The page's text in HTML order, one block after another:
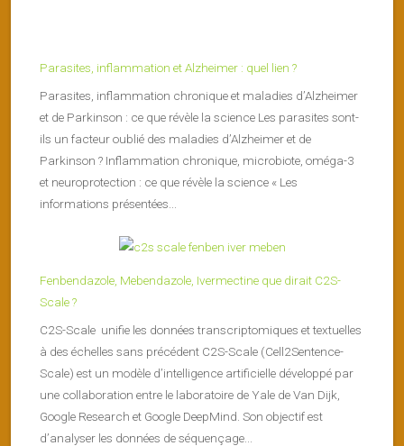
Parasites, inflammation et Alzheimer : quel lien ?
Parasites, inflammation chronique et maladies d’Alzheimer
et de Parkinson : ce que révèle la science Les parasites sont-
ils un facteur oublié des maladies d’Alzheimer et de
Parkinson ? Inflammation chronique, microbiote, oméga-3
et neuroprotection : ce que révèle la science « Les
informations présentées...
Fenbendazole, Mebendazole, Ivermectine que dirait C2S-
Scale ?
C2S-Scale unifie les données transcriptomiques et textuelles
à des échelles sans précédent C2S-Scale (Cell2Sentence-
Scale) est un modèle d’intelligence artificielle développé par
une collaboration entre le laboratoire de Yale de Van Dijk,
Google Research et Google DeepMind. Son objectif est
d’analyser les données de séquençage...